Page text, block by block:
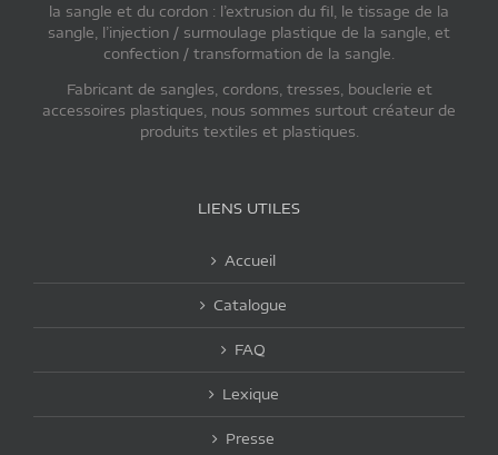
la sangle et du cordon : l’extrusion du fil, le tissage de la
sangle, l’injection / surmoulage plastique de la sangle, et
confection / transformation de la sangle.
Fabricant de sangles, cordons, tresses, bouclerie et
accessoires plastiques, nous sommes surtout créateur de
produits textiles et plastiques.
LIENS UTILES
Accueil
Catalogue
FAQ
Lexique
Presse